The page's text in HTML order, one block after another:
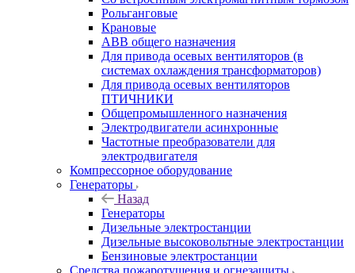
Рольганговые
Крановые
АВВ общего назначения
Для привода осевых вентиляторов (в
системах охлаждения трансформаторов)
Для привода осевых вентиляторов
ПТИЧНИКИ
Общепромышленного назначения
Электродвигатели асинхронные
Частотные преобразователи для
электродвигателя
Компрессорное оборудование
Генераторы
Назад
Генераторы
Дизельные электростанции
Дизельные высоковольтные электростанции
Бензиновые электростанции
Средства пожаротушения и огнезащиты